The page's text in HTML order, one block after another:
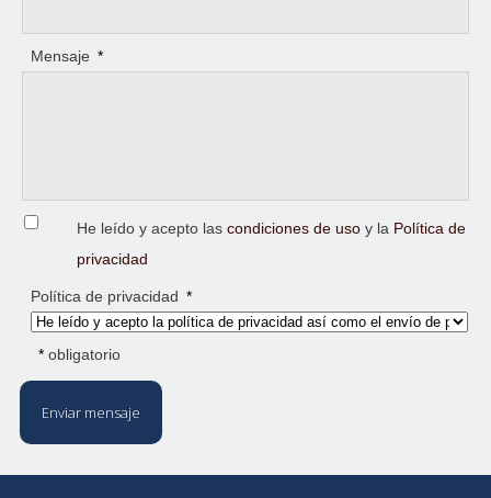
Mensaje *
He leído y acepto lascondiciones de uso y la Política de
privacidad
Política de privacidad *
* obligatorio
Enviar mensaje